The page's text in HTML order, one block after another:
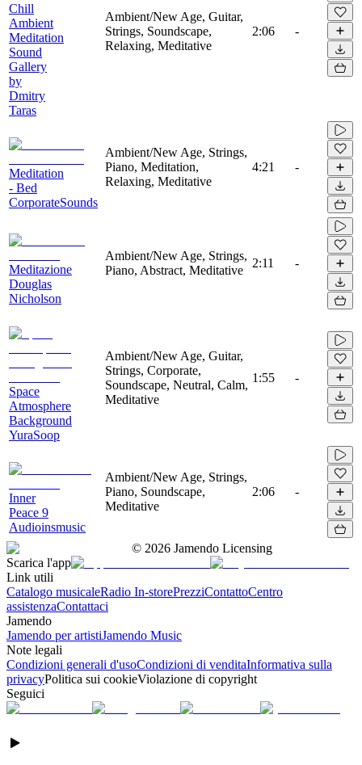
Chill
Ambient
Meditation
Sound
Gallery
by
Dmitry
Taras
Ambient/New Age, Guitar,
Strings, Soundscape,
Relaxing, Meditative
2:06 -
Meditation
- Bed
CorporateSounds
Ambient/New Age, Strings,
Piano, Meditation,
Relaxing, Meditative
4:21 -
Meditazione
Douglas
Nicholson
Ambient/New Age, Strings,
Piano, Abstract, Meditative
2:11 -
Space
Atmosphere
Background
YuraSoop
Ambient/New Age, Guitar,
Strings, Corporate,
Soundscape, Neutral, Calm,
Meditative
1:55 -
Inner
Peace 9
Audioinsmusic
Ambient/New Age, Strings,
Piano, Soundscape,
Meditative
2:06 -
© 2026 Jamendo Licensing
Scarica l'app
Link utili
Catalogo musicaleRadio In-storePrezziContattoCentro
assistenzaContattaci
Jamendo
Jamendo per artistiJamendo Music
Note legali
Condizioni generali d'usoCondizioni di venditaInformativa sulla
privacyPolitica sui cookieViolazione di copyright
Seguici